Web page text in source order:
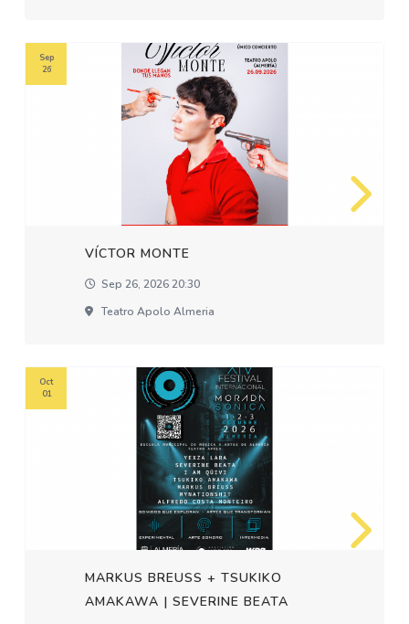
VÍCTOR MONTE
Sep 26, 2026 20:30
Teatro Apolo Almeria
Sep
26
MARKUS BREUSS + TSUKIKO
AMAKAWA | SEVERINE BEATA
Oct
01